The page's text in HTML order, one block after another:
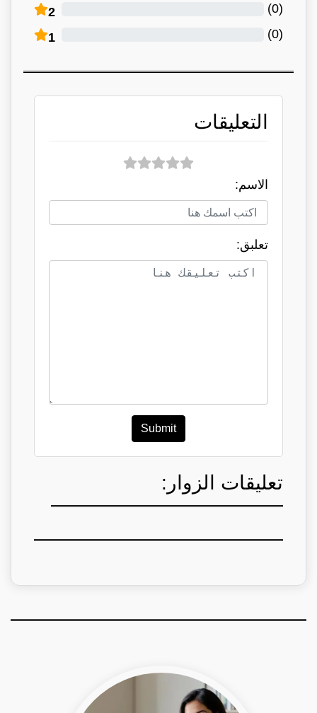
2 (
0
)
1 (
0
)
التعليقات
الاسم:
تعلبق:
Submit
تعليقات الزوار: